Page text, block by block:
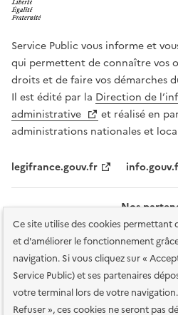
Ce site utilise des cookies permettant
et d'améliorer le fonctionnement
navigation. Si vous cliquez sur «
Service Public) et ses partenaires
votre terminal lors de votre
Refuser », ces cookies ne seront pas
Service Public vous informe et
qui permettent de connaître vos
droits et de faire vos démarches
Il est édité par la Direction de
administrative
et réalisé en
administrations nationales et
legifrance.gouv.fr
Nos
Plan du site Accessibilité : totalement